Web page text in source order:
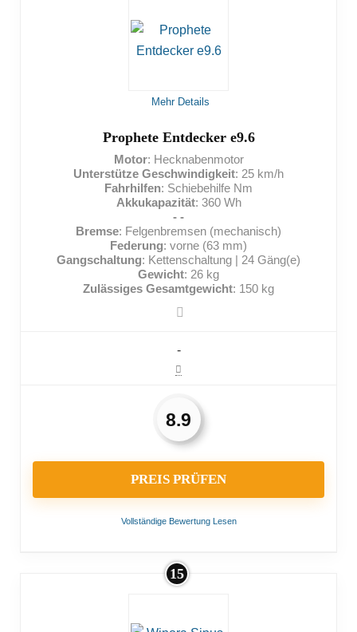
Mehr Details
Prophete Entdecker e9.6
Motor: Hecknabenmotor
Unterstütze Geschwindigkeit: 25 km/h
Fahrhilfen: Schiebehilfe Nm
Akkukapazität: 360 Wh
- -
Bremse: Felgenbremsen (mechanisch)
Federung: vorne (63 mm)
Gangschaltung: Kettenschaltung | 24 Gäng(e)
Gewicht: 26 kg
Zulässiges Gesamtgewicht: 150 kg
-
8.9
PREIS PRÜFEN
Vollständige Bewertung Lesen
15